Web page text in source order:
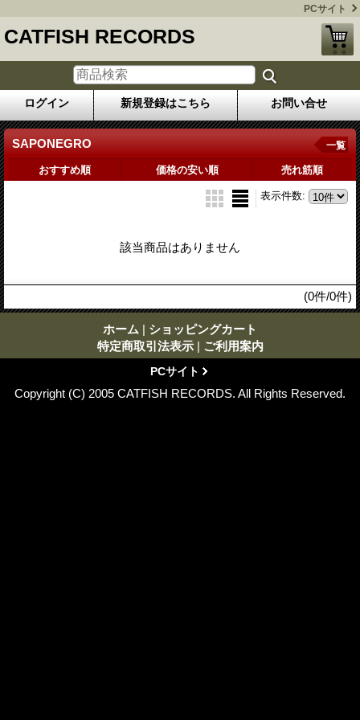
PCサイト
CATFISH RECORDS
ログイン 新規登録はこちら お問い合せ
SAPONEGRO 一覧
おすすめ順 価格の安い順 売れ筋順
表示件数:
該当商品はありません
(0件/0件)
ホーム | ショッピングカート
特定商取引法表示 | ご利用案内
PCサイト
Copyright (C) 2005 CATFISH RECORDS. All Rights Reserved.